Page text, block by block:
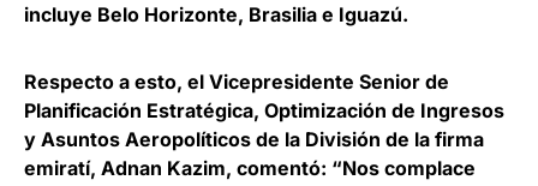
incluye Belo Horizonte, Brasilia e Iguazú.
Respecto a esto, el Vicepresidente Senior de
Planificación Estratégica, Optimización de Ingresos
y Asuntos Aeropolíticos de la División de la firma
emiratí, Adnan Kazim, comentó: “Nos complace